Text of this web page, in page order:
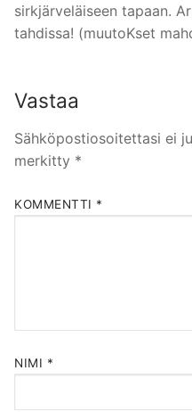
sirkjärveläiseen tapaan.
tahdissa! (muutoKset
Vastaa
Sähköpostiosoitettasi ei
merkitty *
KOMMENTTI *
NIMI *